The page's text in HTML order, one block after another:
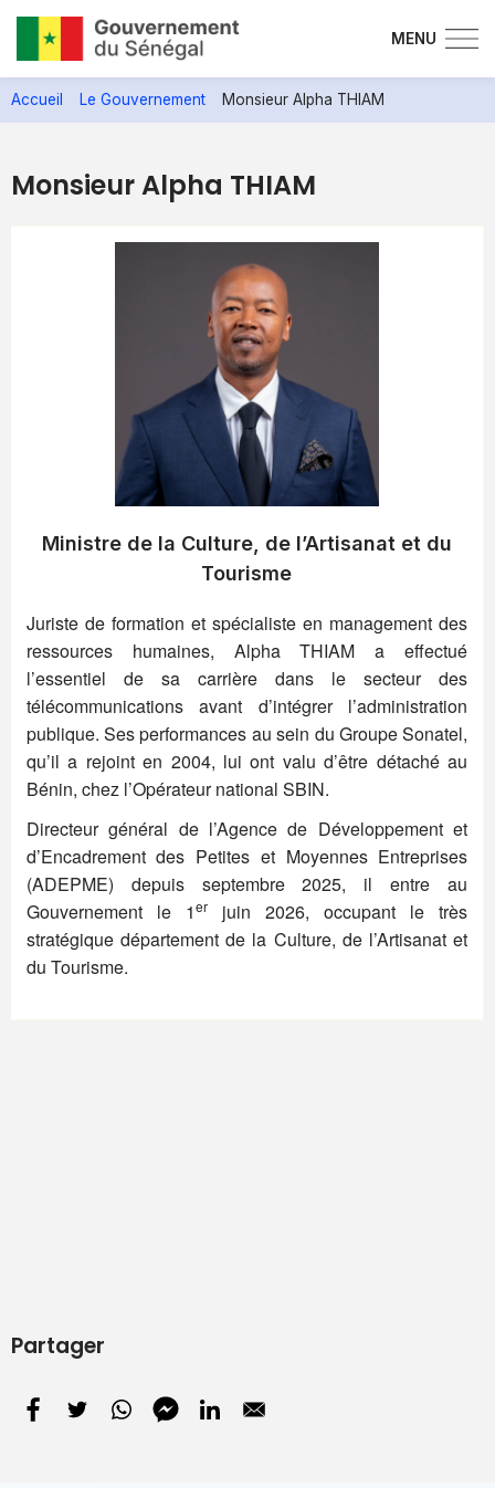
au
MENU
Accueil Le Gouvernement Monsieur Alpha THIAM
Monsieur Alpha THIAM
Ministre de la Culture, de l’Artisanat et du
Tourisme
Juriste de formation et spécialiste en management des
ressources humaines, Alpha THIAM a effectué
l’essentiel de sa carrière dans le secteur des
télécommunications avant d’intégrer l’administration
publique. Ses performances au sein du Groupe Sonatel,
qu’il a rejoint en 2004, lui ont valu d’être détaché au
Bénin, chez l’Opérateur national SBIN.
Directeur général de l’Agence de Développement et
d’Encadrement des Petites et Moyennes Entreprises
(ADEPME) depuis septembre 2025, il entre au
Gouvernement le 1erjuin 2026, occupant le très
stratégique département de la Culture, de l’Artisanat et
du Tourisme.
Partager